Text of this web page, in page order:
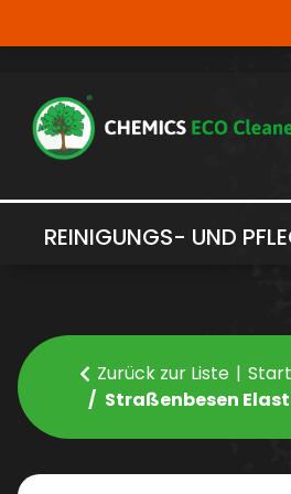
REINIGUNGS- UND
Zurück zur Liste
Straßenbesen